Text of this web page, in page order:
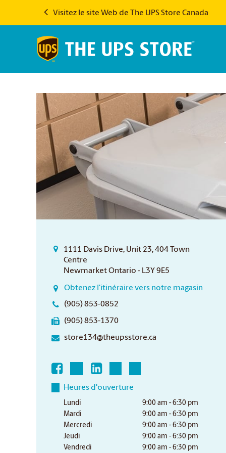
Visitez le site Web de The UPS Store Canada
1111 Davis Drive, Unit 23, 404 Town
Centre
Newmarket Ontario - L3Y 9E5
Obtenez l'itinéraire vers notre magasin
(905) 853-0852
(905) 853-1370
store134@theupsstore.ca
Heures d'ouverture
Lundi
9:00 am - 6:30 pm
Mardi
9:00 am - 6:30 pm
Mercredi
9:00 am - 6:30 pm
Jeudi
9:00 am - 6:30 pm
Vendredi
9:00 am - 6:30 pm